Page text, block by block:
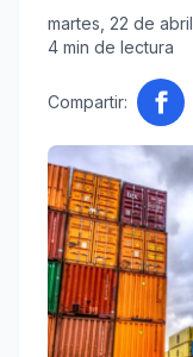
martes, 22 de
4 min de lectura
Compartir: